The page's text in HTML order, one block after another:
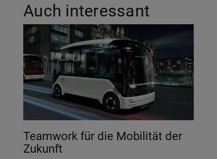
Auch interessant
Teamwork für die Mobilität der
Zukunft